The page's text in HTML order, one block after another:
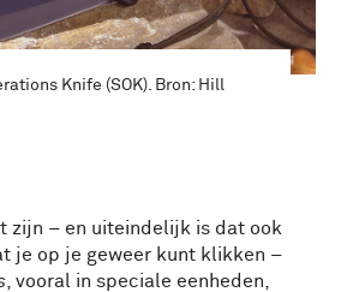
Knife (SOK). Bron: Hill
zijn – en uiteindelijk is dat ook
je op je geweer kunt klikken –
, vooral in speciale eenheden,